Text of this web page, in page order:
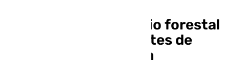
Controlado el incendio forestal
declarado en los Montes de
Málaga este mediodía